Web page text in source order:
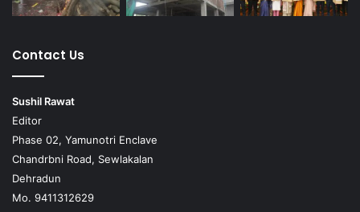
Contact Us
Sushil Rawat
Editor
Phase 02, Yamunotri Enclave
Chandrbni Road, Sewlakalan
Dehradun
Mo. 9411312629